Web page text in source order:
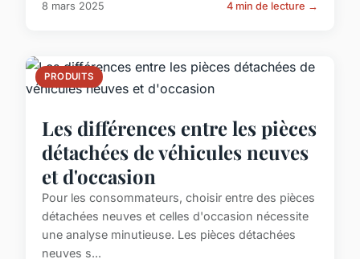
8 mars 2025 4 min de lecture →
PRODUITS
Les différences entre les pièces
détachées de véhicules neuves
et d'occasion
Pour les consommateurs, choisir entre des pièces
détachées neuves et celles d'occasion nécessite
une analyse minutieuse. Les pièces détachées
neuves s...